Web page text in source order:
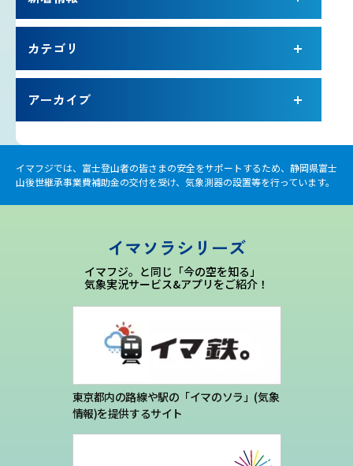
雷プロジェクト
気象測器設置プロジェクト
サイネージプロジェクト
お知らせ
いまふじぃ～さんの部屋
利用規約
プライバシーポリシー
お問い合わせ
気象庁 関連リンク
カテゴリ
アーカイブ
イマフジでは、富士登山者の皆さまの安全をサポートするため、静岡県富士
山後世継承事業費補助金の交付を受け、気象測器の設置等を行っています。
イマソラシリーズ
イマフジ。と同じ「今の空を知る」
気象実況サービス&アプリをご紹介！
東京都内の路線や駅の「イマのソラ」(気象
情報)を提供するサイト